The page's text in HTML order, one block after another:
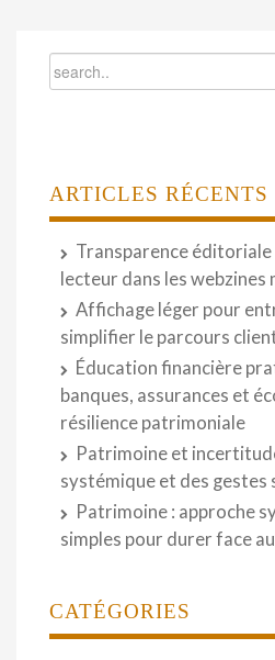
ARTICLES RÉCENTS
Transparence éditoriale
lecteur dans les webzines
Affichage léger pour
simplifier le parcours
Éducation financière
banques, assurances et
résilience patrimoniale
Patrimoine et
systémique et des gestes
Patrimoine : approche
simples pour durer face
CATÉGORIES